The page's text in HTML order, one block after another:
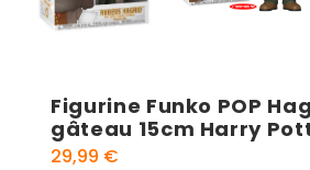
Figurine Funko POP
gâteau 15cm Harry
29,99 €